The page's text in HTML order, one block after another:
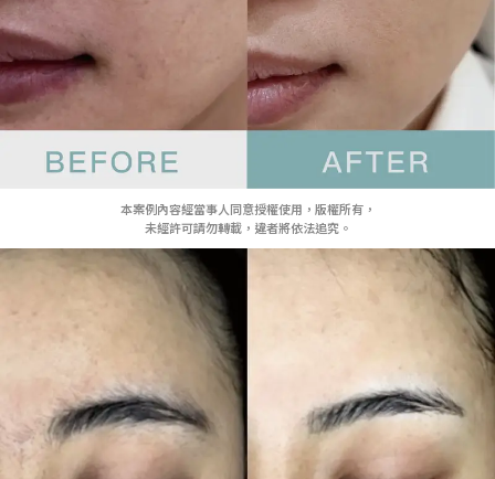
本案例內容經當事人同意授權使用，版權所有，
未經許可請勿轉載，違者將依法追究。